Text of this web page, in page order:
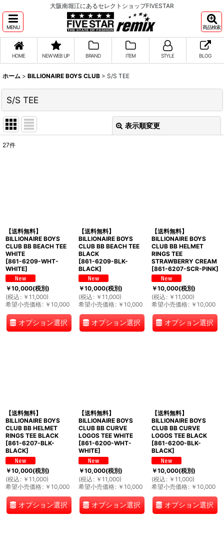
大阪南堀江にあるセレクトショップFIVESTAR
MENU 商品検索
HOME NEW WEB UP BRAND ITEM STYLE BLOG
ホーム > BILLIONAIRE BOYS CLUB > S/S TEE
S/S TEE
表示順変更
27件
【送料無料】
BILLIONAIRE BOYS
CLUB BB BEACH TEE
WHITE
[861-6209-WHT-
WHITE]
￥10,000(税別)
(税込 : ￥ 11,000)
希望小売価格: ￥ 10,000
オプション選択
【送料無料】
BILLIONAIRE BOYS
CLUB BB BEACH TEE
BLACK
[861-6209-BLK-
BLACK]
￥10,000(税別)
(税込 : ￥ 11,000)
希望小売価格: ￥ 10,000
オプション選択
【送料無料】
BILLIONAIRE BOYS
CLUB BB HELMET
RINGS TEE
STRAWBERRY CREAM
[861-6207-SCR-PINK]
￥10,000(税別)
(税込 : ￥ 11,000)
希望小売価格: ￥ 10,000
オプション選択
【送料無料】
BILLIONAIRE BOYS
CLUB BB HELMET
RINGS TEE BLACK
[861-6207-BLK-
BLACK]
￥10,000(税別)
(税込 : ￥ 11,000)
希望小売価格: ￥ 10,000
オプション選択
【送料無料】
BILLIONAIRE BOYS
CLUB BB CURVE
LOGOS TEE WHITE
[861-6200-WHT-
WHITE]
￥10,000(税別)
(税込 : ￥ 11,000)
希望小売価格: ￥ 10,000
オプション選択
【送料無料】
BILLIONAIRE BOYS
CLUB BB CURVE
LOGOS TEE BLACK
[861-6200-BLK-
BLACK]
￥10,000(税別)
(税込 : ￥ 11,000)
希望小売価格: ￥ 10,000
オプション選択